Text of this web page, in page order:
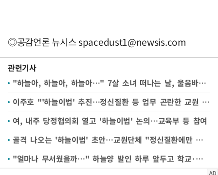
◎공감언론 뉴시스spacedust1@newsis.com
관련기사
"하늘아, 하늘아, 하늘아…" 7살 소녀 떠나는 날, 울음바다 된 장례식장
이주호 "'하늘이법' 추진…정신질환 등 업무 곤란한 교원 '직권휴직' 가능"
여, 내주 당정협의회 열고 '하늘이법' 논의…교육부 등 참여
골격 나오는 '하늘이법' 초안…교원단체 "정신질환에만 초점" 우려
"얼마나 무서웠을까…" 하늘양 발인 하루 앞두고 학교·빈소 추모행렬